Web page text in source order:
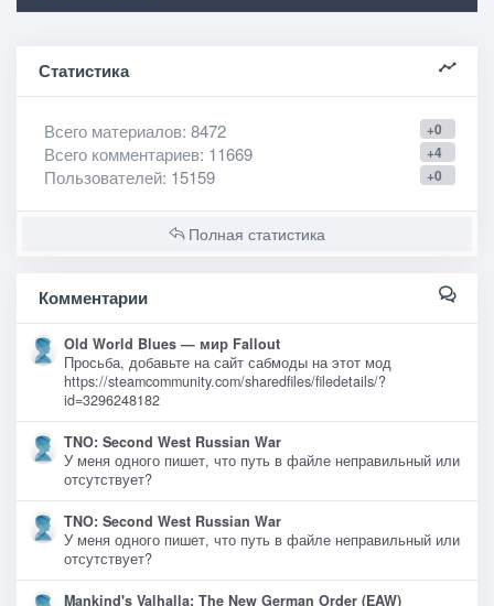
Статистика
+0
Всего материалов: 8472
+4
Всего комментариев: 11669
+0
Пользователей: 15159
Полная статистика
Комментарии
Old World Blues — мир Fallout
Просьба, добавьте на сайт сабмоды на этот мод
https://steamcommunity.com/sharedfiles/filedetails/?
id=3296248182
TNO: Second West Russian War
У меня одного пишет, что путь в файле неправильный или
отсутствует?
TNO: Second West Russian War
У меня одного пишет, что путь в файле неправильный или
отсутствует?
Mankind's Valhalla: The New German Order (EAW)